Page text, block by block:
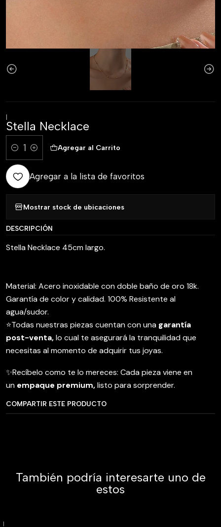
|
Stella Necklace
Cantidad
Agregar al Carrito
Agregar a la lista de favoritos
Mostrar stock de ubicaciones
DESCRIPCIÓN
Stella Necklace 45cm largo.
Material: Acero inoxidable con doble baño de oro 18k.
Garantía de color y calidad. 100% Resistente al
agua/sudor.
⭐️Todas nuestras piezas cuentan con una garantía
post-venta,lo cual te asegurará la tranquilidad que
necesitas al momento de adquirir tus joyas.
✨Recíbelo como te lo mereces: Cada pieza viene en
un empaque premium,listo para sorprender.
COMPARTIR ESTE PRODUCTO
También podría interesarte uno de
estos
|